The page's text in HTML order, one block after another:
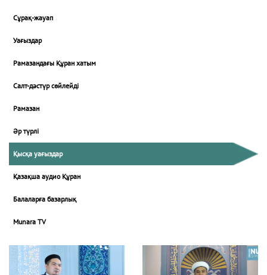
Сұрақ-жауап
Уағыздар
Рамазандағы Құран хатым
Салт-дәстүр сөйлейді
Рамазан
Әр түрлі
Қысқа уағыздар
Қазақша аудио Құран
Балаларға базарлық
Munara TV